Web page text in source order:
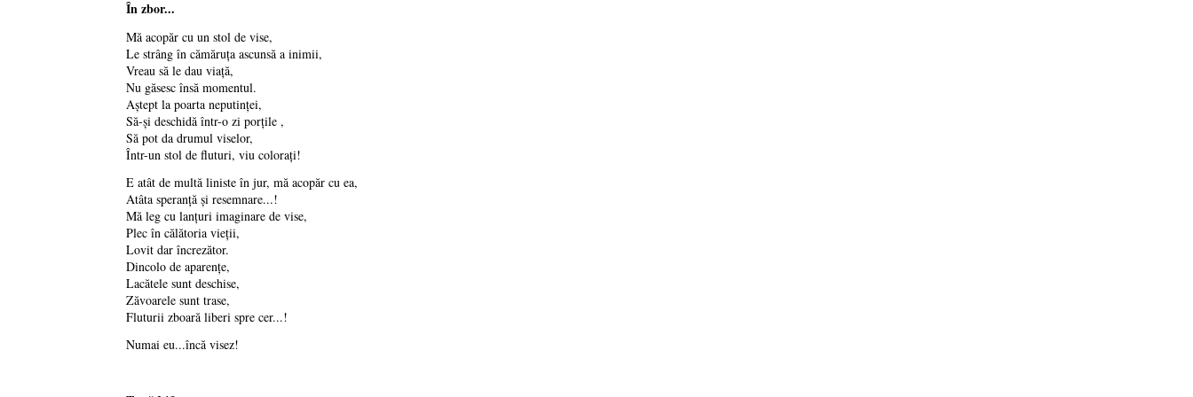
În zbor...
Mă acopăr cu un stol de vise,
Le strâng în cămăruţa ascunsă a inimii,
Vreau să le dau viaţă,
Nu găsesc însă momentul.
Aştept la poarta neputinţei,
Să-şi deschidă într-o zi porţile ,
Să pot da drumul viselor,
Într-un stol de fluturi, viu coloraţi!
E atât de multă liniste în jur, mă acopăr cu ea,
Atâta speranţă şi resemnare...!
Mă leg cu lanţuri imaginare de vise,
Plec în călătoria vieţii,
Lovit dar încrezător.
Dincolo de aparenţe,
Lacătele sunt deschise,
Zăvoarele sunt trase,
Fluturii zboară liberi spre cer...!
Numai eu...încă visez!